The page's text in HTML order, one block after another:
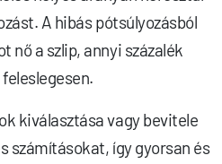
A hibás pótsúlyozásból
nő a szlip, annyi százalék
kiválasztása vagy bevitele
számításokat, így gyorsan és